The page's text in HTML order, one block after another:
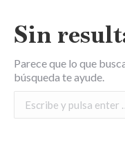
Sin
Parece que lo que
búsqueda te ayude.